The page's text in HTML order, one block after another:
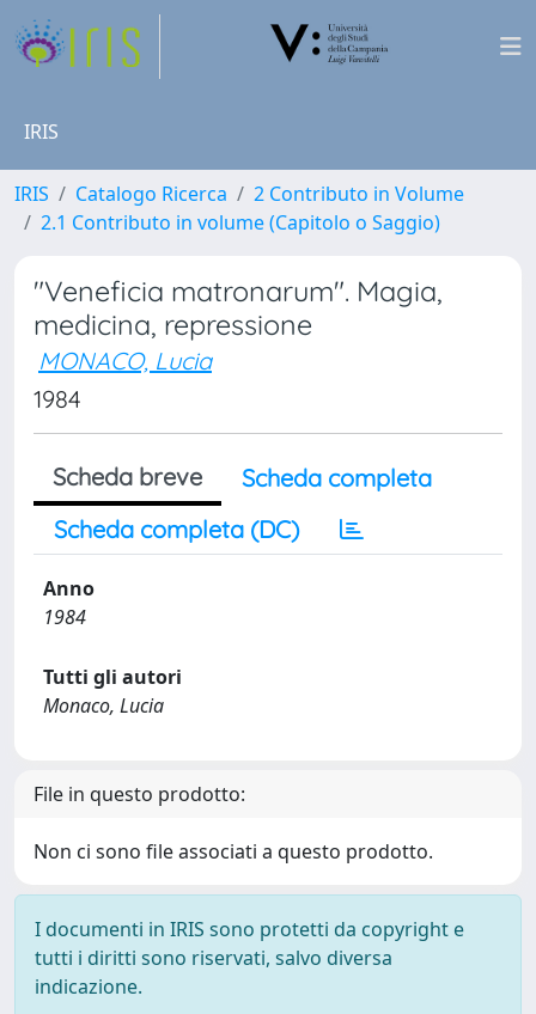
IRIS
IRIS Catalogo Ricerca
2 Contributo in Volume
2.1 Contributo in volume (Capitolo o Saggio)
"Veneficia matronarum". Magia,
medicina, repressione
MONACO, Lucia
1984
Scheda breve
Scheda completa
Scheda completa (DC)
Anno
1984
Tutti gli autori
Monaco, Lucia
File in questo prodotto:
Non ci sono file associati a questo prodotto.
I documenti in IRIS sono protetti da copyright e
tutti i diritti sono riservati, salvo diversa
indicazione.